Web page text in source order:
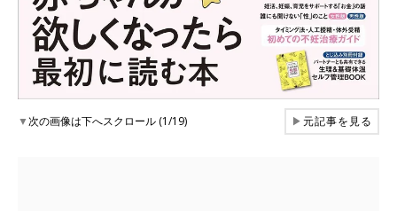
▼次の画像は下へスクロール (1/19) ▶元記事を見る